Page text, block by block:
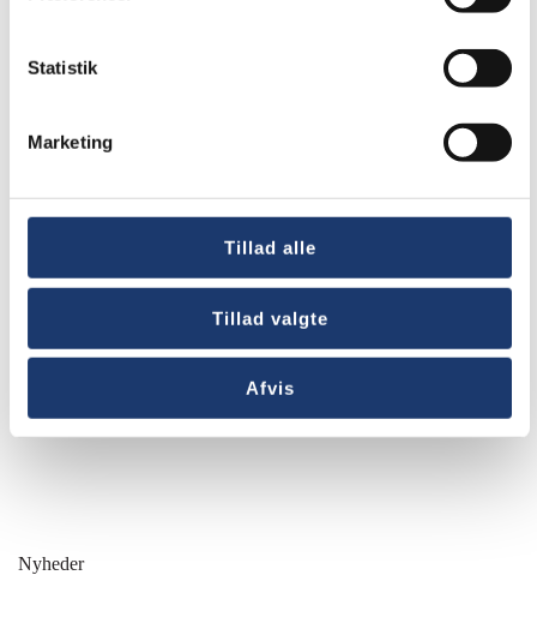
Statistik
Marketing
Tillad alle
Tillad valgte
Afvis
AV-Huset offentliggør
Nyheder